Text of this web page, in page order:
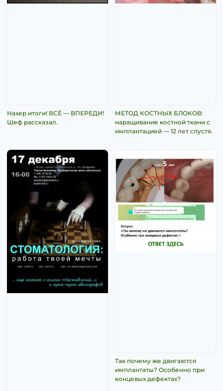
Нахер итоги! ВСЁ — ВПЕРЕДИ!
Шеф рассказал.
МЕТОД КОСТНЫХ БЛОКОВ:
наращивание костной ткани с
имплантацией — 12 лет спустя.
Так почему же двигаются
имплантаты? Особенно при
концевых дефектах?